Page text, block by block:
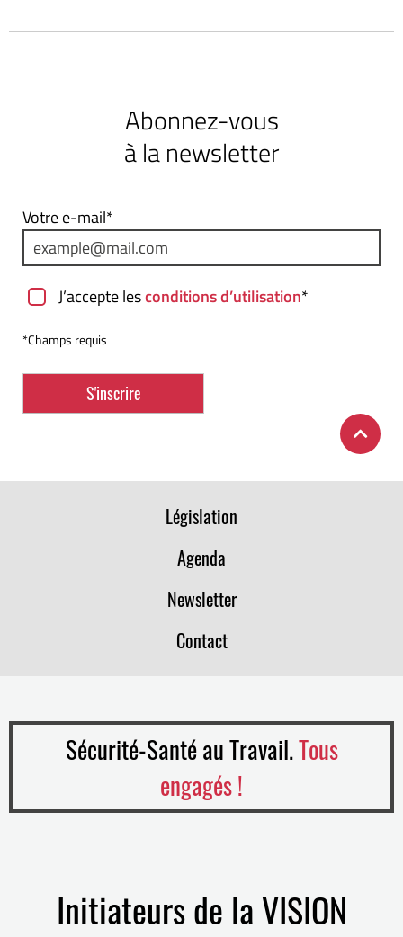
Abonnez-vous
à la newsletter
Votre e-mail*
J’accepte lesconditions d’utilisation*
*Champs requis
Législation
Agenda
Newsletter
Contact
Sécurité-Santé au Travail.Tous
engagés !
Initiateurs de la VISION